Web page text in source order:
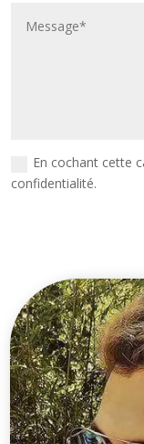
En cochant cette
confidentialité.